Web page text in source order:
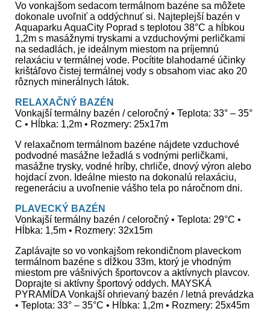
Vo vonkajšom sedacom termálnom bazéne sa môžete
dokonale uvoľniť a oddýchnuť si. Najteplejší bazén v
Aquaparku AquaCity Poprad s teplotou 38°C a hĺbkou
1,2m s masážnymi tryskami a vzduchovými perličkami
na sedadlách, je ideálnym miestom na príjemnú
relaxáciu v termálnej vode. Pocítite blahodarné účinky
krištáľovo čistej termálnej vody s obsahom viac ako 20
rôznych minerálnych látok.
RELAXAČNÝ BAZÉN
Vonkajší termálny bazén / celoročný • Teplota: 33° – 35°
C • Hĺbka: 1,2m • Rozmery: 25x17m
V relaxačnom termálnom bazéne nájdete vzduchové
podvodné masážne ležadlá s vodnými perličkami,
masážne trysky, vodné hríby, chrliče, dnový výron alebo
hojdací zvon. Ideálne miesto na dokonalú relaxáciu,
regeneráciu a uvoľnenie vášho tela po náročnom dni.
PLAVECKÝ BAZÉN
Vonkajší termálny bazén / celoročný • Teplota: 29°C •
Hĺbka: 1,5m • Rozmery: 32x15m
Zaplávajte so vo vonkajšom rekondičnom plaveckom
termálnom bazéne s dĺžkou 33m, ktorý je vhodným
miestom pre vášnivých športovcov a aktívnych plavcov.
Doprajte si aktívny športový oddych. MAYSKÁ
PYRAMÍDA Vonkajší ohrievaný bazén / letná prevádzka
• Teplota: 33° – 35°C • Hĺbka: 1,2m • Rozmery: 25x45m